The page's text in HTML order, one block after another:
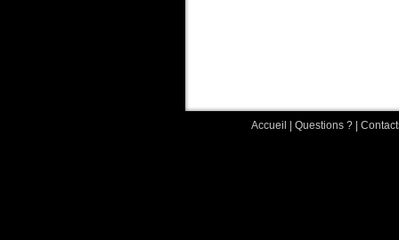
Accueil Questions ?